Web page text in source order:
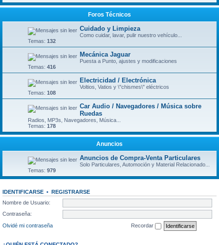
Foros Técnicos
Cuidado y Limpieza
Como cuidar, lavar, pulir nuestro vehículo...
Temas: 132
Mecánica Jaguar
Puesta a Punto, ajustes y modificaciones
Temas: 416
Electricidad / Electrónica
Voltios, Vatios y \"chismes\" eléctricos
Temas: 108
Car Audio / Navegadores / Música sobre
Ruedas
Radios, MP3s, Navegadores, Música...
Temas: 178
Anuncios
Anuncios de Compra-Venta Particulares
Solo Particulares, Automoción y Material Relacionado...
Temas: 979
IDENTIFICARSE • REGISTRARSE
Nombre de Usuario:
Contraseña:
Olvidé mi contraseña
Recordar